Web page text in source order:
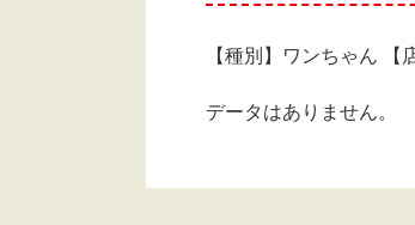
【種別】ワンちゃん 【
データはありません。